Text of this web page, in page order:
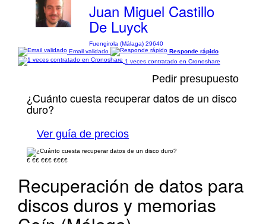
Juan Miguel Castillo
De Luyck
Fuengirola (Málaga) 29640
Email validado
Responde rápido
1 veces contratado en Cronoshare
Pedir presupuesto
¿Cuánto cuesta recuperar datos de un disco
duro?
Ver guía de precios
€ €€ €€€ €€€€
Recuperación de datos para
discos duros y memorias